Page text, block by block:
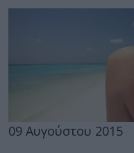
09 Αυγούστου 2015